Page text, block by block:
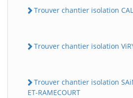
Trouver chantier isolation
Trouver chantier isolation
Trouver chantier isolation
ET-RAMECOURT